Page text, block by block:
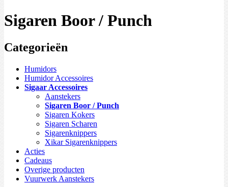
Sigaren Boor / Punch
Categorieën
Humidors
Humidor Accessoires
Sigaar Accessoires
Aanstekers
Sigaren Boor / Punch
Sigaren Kokers
Sigaren Scharen
Sigarenknippers
Xikar Sigarenknippers
Acties
Cadeaus
Overige producten
Vuurwerk Aanstekers